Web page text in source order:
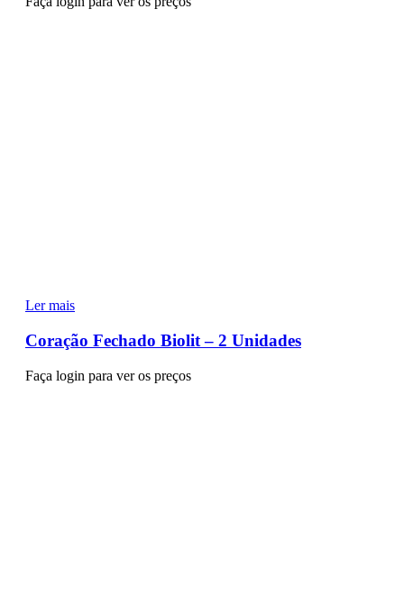
Ler mais
Coração Fechado Biolit – 2 Unidades
Faça login para ver os preços